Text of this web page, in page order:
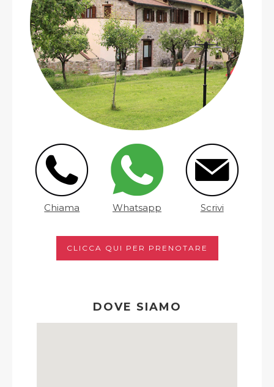
Chiama Whatsapp Scrivi
CLICCA QUI PER PRENOTARE
DOVE SIAMO